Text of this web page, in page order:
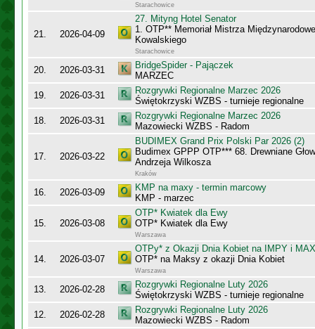
Starachowice
21. 2026-04-09
27. Mityng Hotel Senator
1. OTP** Memoriał Mistrza
Kowalskiego
Starachowice
20. 2026-03-31
BridgeSpider - Pajączek
MARZEC
19.
2026-03-31
Rozgrywki Regionalne Marzec 2026
Świętokrzyski WZBS - turnieje regionalne
18.
2026-03-31
Rozgrywki Regionalne Marzec 2026
Mazowiecki WZBS - Radom
17. 2026-03-22
BUDIMEX Grand Prix Polski Par 2026 (2)
Budimex GPPP OTP*** 68. Drewniane
Andrzeja Wilkosza
Kraków
16. 2026-03-09
KMP na maxy - termin marcowy
KMP - marzec
15. 2026-03-08
OTP* Kwiatek dla Ewy
OTP* Kwiatek dla Ewy
Warszawa
14. 2026-03-07
OTPy* z Okazji Dnia Kobiet na IMPY i
OTP* na Maksy z okazji Dnia Kobiet
Warszawa
13. 2026-02-28
Rozgrywki Regionalne Luty 2026
Świętokrzyski WZBS - turnieje regionalne
12.
2026-02-28
Rozgrywki Regionalne Luty 2026
Mazowiecki WZBS - Radom